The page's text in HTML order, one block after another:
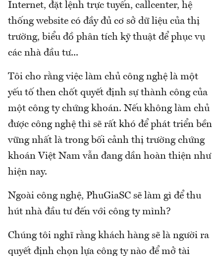
Internet, đặt lệnh trực tuyến, callcenter, hệ
thống website có đầy đủ cơ sở dữ liệu của thị
trường, biểu đồ phân tích kỹ thuật để phục vụ
các nhà đầu tư...
Tôi cho rằng việc làm chủ công nghệ là một
yếu tố then chốt quyết định sự thành công của
một công ty chứng khoán. Nếu không làm chủ
được công nghệ thì sẽ rất khó để phát triển bền
vững nhất là trong bối cảnh thị trường chứng
khoán Việt Nam vẫn đang dần hoàn thiện như
hiện nay.
Ngoài công nghệ, PhuGiaSC sẽ làm gì để thu
hút nhà đầu tư đến với công ty mình?
Chúng tôi nghĩ rằng khách hàng sẽ là người ra
quyết định chọn lựa công ty nào để mở tài